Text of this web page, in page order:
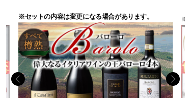
※セットの内容は変更になる場合があります。 ※